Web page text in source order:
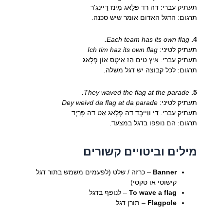
תעתיק עברי: דה רֶד פְלָאג מִינְז דֵיינְגֶ'ר
תרגום: הדגל האדום אומר שיש סכנה.
4.
Each team has its own flag.
תעתיק לטיני: Ich tim haz its own flag
תעתיק עברי: אִיץ טִים הַז אִיטְס אוֹן פְלָאג
תרגום: לכל קבוצה יש דגל משלה.
5.
They waved the flag at the parade.
תעתיק לטיני: Dey weivd da flag at da parade
תעתיק עברי: דֵי ווֵייבְּד דה פְלָאג אַט דה פָּרֵיְד
תרגום: הם נופפו בדגל במצעד.
מילים וביטויים קשורים
Banner – כרזה / שלט (לפעמים משמש בתור דגל
קישוטי או טקסי)
To wave a flag– לנופף בדגל
Flagpole – תורן דגל